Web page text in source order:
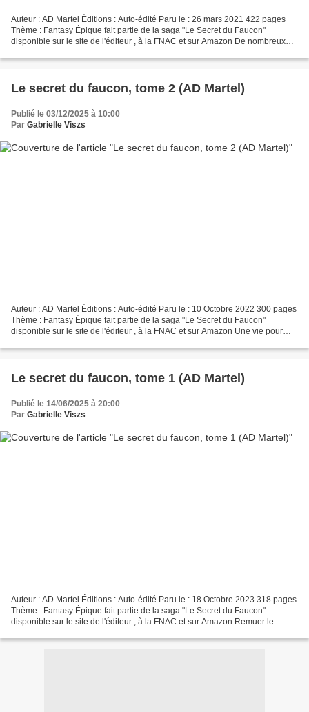
Auteur : AD Martel Éditions : Auto-édité Paru le : 26 mars 2021 422 pages
Thème : Fantasy Épique fait partie de la saga "Le Secret du Faucon"
disponible sur le site de l'éditeur , à la FNAC et sur Amazon De nombreux
Le secret du faucon, tome 2 (AD Martel)
Publié le 03/12/2025 à 10:00
Par Gabrielle Viszs
Auteur : AD Martel Éditions : Auto-édité Paru le : 10 Octobre 2022 300 pages
Thème : Fantasy Épique fait partie de la saga "Le Secret du Faucon"
disponible sur le site de l'éditeur , à la FNAC et sur Amazon Une vie pour
Le secret du faucon, tome 1 (AD Martel)
Publié le 14/06/2025 à 20:00
Par Gabrielle Viszs
Auteur : AD Martel Éditions : Auto-édité Paru le : 18 Octobre 2023 318 pages
Thème : Fantasy Épique fait partie de la saga "Le Secret du Faucon"
disponible sur le site de l'éditeur , à la FNAC et sur Amazon Remuer le